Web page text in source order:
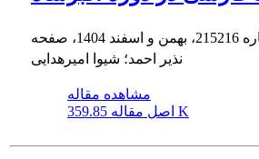
نذیر احمد؛ شیوا امیرهدایی
مشاهده مقاله
اصل مقاله 359.85 K